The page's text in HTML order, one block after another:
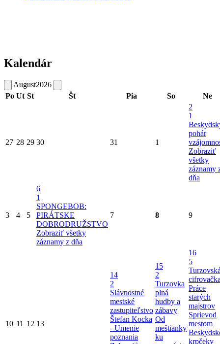
Kalendár
August2026
Po Ut St Št Pia So Ne
27 28 29 30 31 1
2
1
pohár
Zobraziť
všetky
záznamy
dňa
3 4 5
6
1
SPONGEBOB:
PIRÁTSKE
DOBRODRUŽSTVO
Zobraziť všetky
záznamy z dňa
7 8 9
10 11 12 13
14
2
Slávnostné
mestské
zastupiteľstvo
Štefan Kocka
- Umenie
poznania
15
2
Turzovka
plná
hudby a
zábavy
Od
meštianky
ku
16
5
Práce
starých
majstrov
Sprievod
mestom
krpčeky